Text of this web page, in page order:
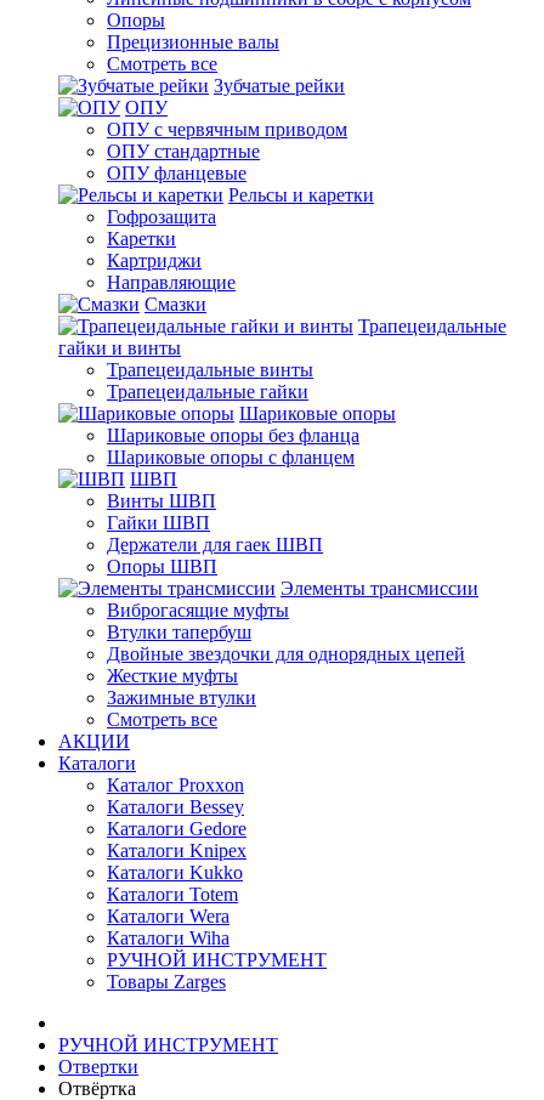
Опоры
Прецизионные валы
Смотреть все
Зубчатые рейки
ОПУ
ОПУ с червячным приводом
ОПУ стандартные
ОПУ фланцевые
Рельсы и каретки
Гофрозащита
Каретки
Картриджи
Направляющие
Смазки
Трапецеидальные
гайки и винты
Трапецеидальные винты
Трапецеидальные гайки
Шариковые опоры
Шариковые опоры без фланца
Шариковые опоры с фланцем
ШВП
Винты ШВП
Гайки ШВП
Держатели для гаек ШВП
Опоры ШВП
Элементы трансмиссии
Виброгасящие муфты
Втулки тапербуш
Двойные звездочки для однорядных цепей
Жесткие муфты
Зажимные втулки
Смотреть все
АКЦИИ
Каталоги
Каталог Proxxon
Каталоги Bessey
Каталоги Gedore
Каталоги Knipex
Каталоги Kukko
Каталоги Totem
Каталоги Wera
Каталоги Wiha
РУЧНОЙ ИНСТРУМЕНТ
Товары Zarges
РУЧНОЙ ИНСТРУМЕНТ
Отвертки
Отвёртка